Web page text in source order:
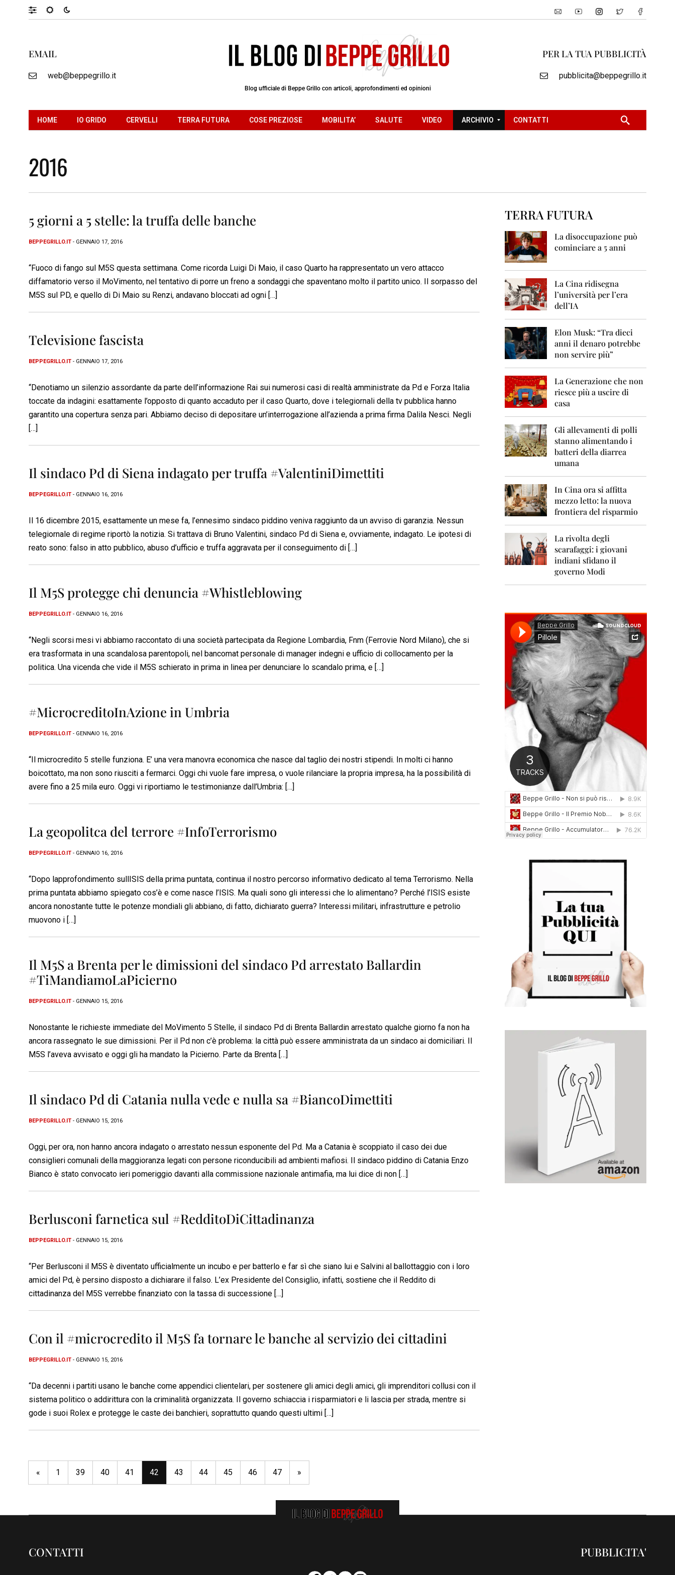
EMAIL
web@beppegrillo.it
Blog ufficiale di Beppe Grillo con articoli, approfondimenti ed opinioni
PER LA TUA PUBBLICITÀ
pubblicita@beppegrillo.it
HOME IO GRIDO CERVELLI TERRA FUTURA COSE PREZIOSE MOBILITA’ SALUTE VIDEO ARCHIVIO
7
1
2
0
0
CONTATTI
2016
5 giorni a 5 stelle: la truffa delle banche
BEPPEGRILLO.IT - GENNAIO 17, 2016
“Fuoco di fango sul M5S questa settimana. Come ricorda Luigi Di Maio, il caso Quarto ha rappresentato un vero attacco
diffamatorio verso il MoVimento, nel tentativo di porre un freno a sondaggi che spaventano molto il partito unico. Il sorpasso del
M5S sul PD, e quello di Di Maio su Renzi, andavano bloccati ad ogni […]
Televisione fascista
BEPPEGRILLO.IT - GENNAIO 17, 2016
“Denotiamo un silenzio assordante da parte dell’informazione Rai sui numerosi casi di realtà amministrate da Pd e Forza Italia
toccate da indagini: esattamente l’opposto di quanto accaduto per il caso Quarto, dove i telegiornali della tv pubblica hanno
garantito una copertura senza pari. Abbiamo deciso di depositare un’interrogazione all’azienda a prima firma Dalila Nesci. Negli
[…]
Il sindaco Pd di Siena indagato per truffa #ValentiniDimettiti
BEPPEGRILLO.IT - GENNAIO 16, 2016
Il 16 dicembre 2015, esattamente un mese fa, l’ennesimo sindaco piddino veniva raggiunto da un avviso di garanzia. Nessun
telegiornale di regime riportò la notizia. Si trattava di Bruno Valentini, sindaco Pd di Siena e, ovviamente, indagato. Le ipotesi di
reato sono: falso in atto pubblico, abuso d’ufficio e truffa aggravata per il conseguimento di […]
Il M5S protegge chi denuncia #Whistleblowing
BEPPEGRILLO.IT - GENNAIO 16, 2016
“Negli scorsi mesi vi abbiamo raccontato di una società partecipata da Regione Lombardia, Fnm (Ferrovie Nord Milano), che si
era trasformata in una scandalosa parentopoli, nel bancomat personale di manager indegni e ufficio di collocamento per la
politica. Una vicenda che vide il M5S schierato in prima in linea per denunciare lo scandalo prima, e […]
#MicrocreditoInAzione in Umbria
BEPPEGRILLO.IT - GENNAIO 16, 2016
“Il microcredito 5 stelle funziona. E’ una vera manovra economica che nasce dal taglio dei nostri stipendi. In molti ci hanno
boicottato, ma non sono riusciti a fermarci. Oggi chi vuole fare impresa, o vuole rilanciare la propria impresa, ha la possibilità di
avere fino a 25 mila euro. Oggi vi riportiamo le testimonianze dall’Umbria: […]
La geopolitca del terrore #InfoTerrorismo
BEPPEGRILLO.IT - GENNAIO 16, 2016
“Dopo lapprofondimento sullISIS della prima puntata, continua il nostro percorso informativo dedicato al tema Terrorismo. Nella
prima puntata abbiamo spiegato cos’è e come nasce l’ISIS. Ma quali sono gli interessi che lo alimentano? Perché l’ISIS esiste
ancora nonostante tutte le potenze mondiali gli abbiano, di fatto, dichiarato guerra? Interessi militari, infrastrutture e petrolio
muovono i […]
Il M5S a Brenta per le dimissioni del sindaco Pd arrestato Ballardin
#TiMandiamoLaPicierno
BEPPEGRILLO.IT - GENNAIO 15, 2016
Nonostante le richieste immediate del MoVimento 5 Stelle, il sindaco Pd di Brenta Ballardin arrestato qualche giorno fa non ha
ancora rassegnato le sue dimissioni. Per il Pd non c’è problema: la città può essere amministrata da un sindaco ai domiciliari. Il
M5S l’aveva avvisato e oggi gli ha mandato la Picierno. Parte da Brenta […]
Il sindaco Pd di Catania nulla vede e nulla sa #BiancoDimettiti
BEPPEGRILLO.IT - GENNAIO 15, 2016
Oggi, per ora, non hanno ancora indagato o arrestato nessun esponente del Pd. Ma a Catania è scoppiato il caso dei due
consiglieri comunali della maggioranza legati con persone riconducibili ad ambienti mafiosi. Il sindaco piddino di Catania Enzo
Bianco è stato convocato ieri pomeriggio davanti alla commissione nazionale antimafia, ma lui dice di non […]
Berlusconi farnetica sul #RedditoDiCittadinanza
BEPPEGRILLO.IT - GENNAIO 15, 2016
“Per Berlusconi il M5S è diventato ufficialmente un incubo e per batterlo e far sì che siano lui e Salvini al ballottaggio con i loro
amici del Pd, è persino disposto a dichiarare il falso. L’ex Presidente del Consiglio, infatti, sostiene che il Reddito di
cittadinanza del M5S verrebbe finanziato con la tassa di successione […]
Con il #microcredito il M5S fa tornare le banche al servizio dei cittadini
BEPPEGRILLO.IT - GENNAIO 15, 2016
“Da decenni i partiti usano le banche come appendici clientelari, per sostenere gli amici degli amici, gli imprenditori collusi con il
sistema politico o addirittura con la criminalità organizzata. Il governo schiaccia i risparmiatori e li lascia per strada, mentre si
gode i suoi Rolex e protegge le caste dei banchieri, soprattutto quando questi ultimi […]
« 1 39 40 41 42 43 44 45 46 47 »
TERRA FUTURA
La disoccupazione può
cominciare a 5 anni
La Cina ridisegna
l’università per l’era
dell’IA
Elon Musk: “Tra dieci
anni il denaro potrebbe
non servire più”
La Generazione che non
riesce più a uscire di
casa
Gli allevamenti di polli
stanno alimentando i
batteri della diarrea
umana
In Cina ora si affitta
mezzo letto: la nuova
frontiera del risparmio
La rivolta degli
scarafaggi: i giovani
indiani sfidano il
governo Modi
CONTATTI PUBBLICITA'